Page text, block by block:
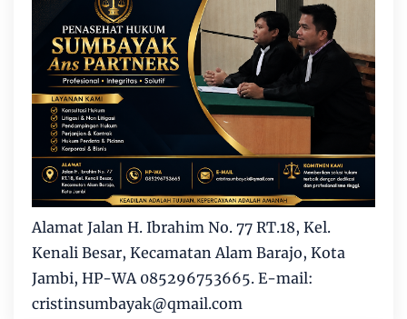
Alamat Jalan H. Ibrahim No. 77 RT.18, Kel.
Kenali Besar, Kecamatan Alam Barajo, Kota
Jambi, HP-WA 085296753665. E-mail:
cristinsumbayak@qmail.com